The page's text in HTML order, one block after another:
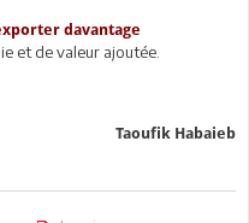
davantage
et de valeur ajoutée.
Taoufik Habaieb